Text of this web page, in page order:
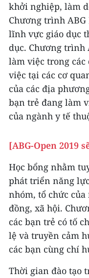
khởi nghiệp, làm
Chương trình
lĩnh vực giáo dục
dục. Chương trình
làm việc trong
việc tại các cơ
của các địa
bạn trẻ đang làm
của ngành y tế
[ABG-Open 2019
Học bổng nhằm
phát triển năng
nhóm, tổ chức
đồng, xã hội.
các bạn trẻ có tố
lệ và truyền cảm
các bạn cùng chí
Thời gian đào tạo